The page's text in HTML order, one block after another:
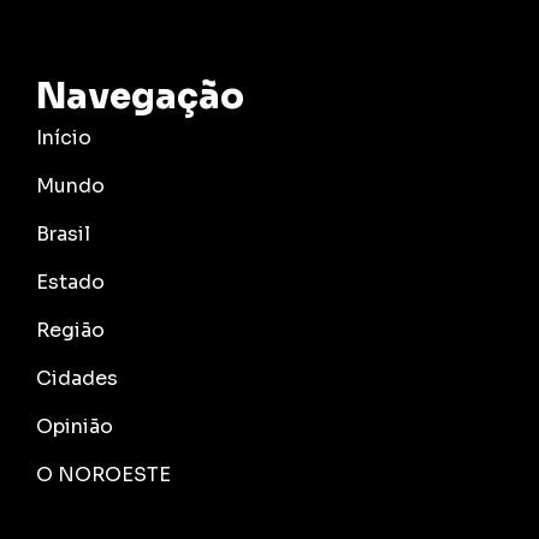
Navegação
Início
Mundo
Brasil
Estado
Região
Cidades
Opinião
O NOROESTE